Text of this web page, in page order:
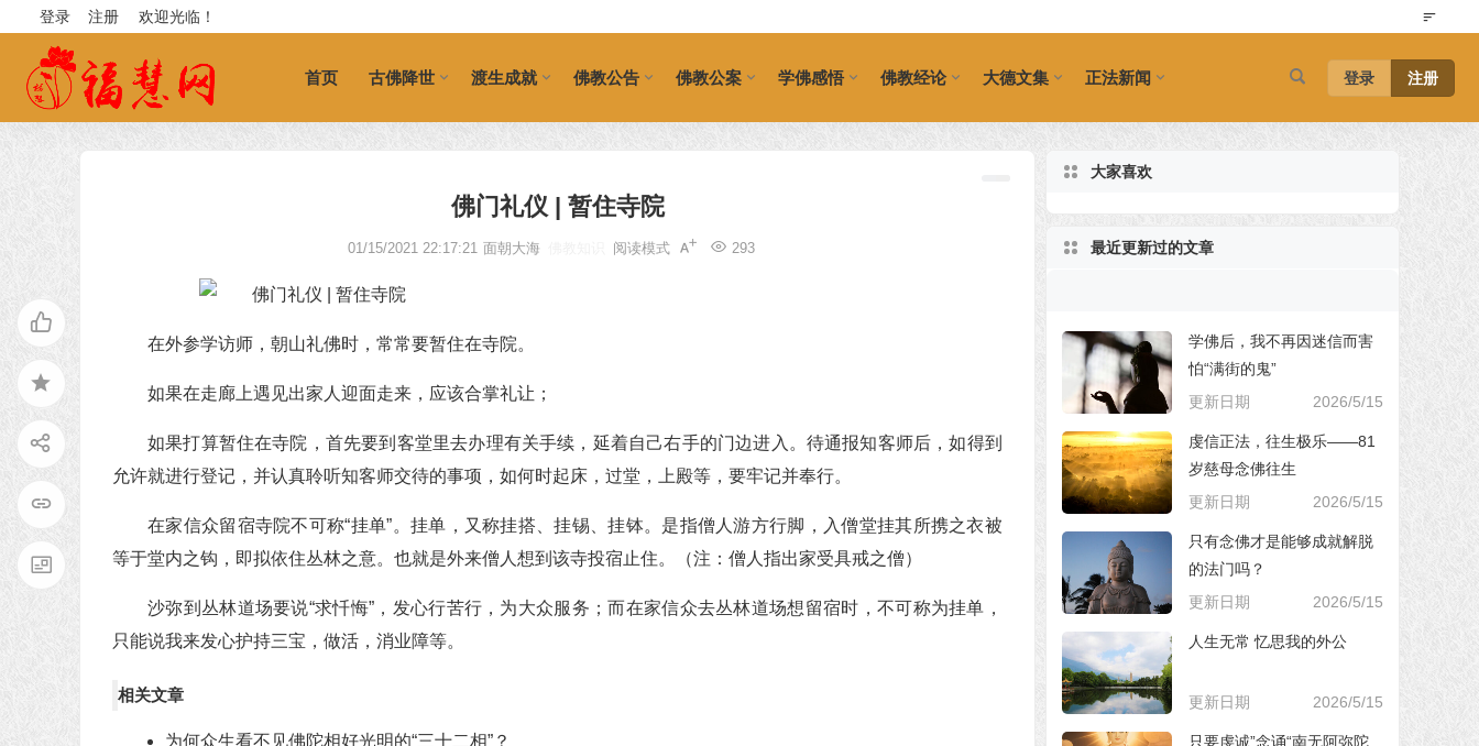
欢迎光临！
登录 注册
首页 古佛降世 渡生成就 佛教公告 佛教公案 学佛感悟 佛教经论 大德文集 正法新闻 登录 注册
佛门礼仪 | 暂住寺院​
01/15/2021 22:17:21 面朝大海 293
阅读模式
在外参学访师，朝山礼佛时，常常要暂住在寺院。
如果在走廊上遇见出家人迎面走来，应该合掌礼让；
如果打算暂住在寺院，首先要到客堂里去办理有关手续，延着自己右手的门边进入。待通报知客师后，如得到
允许就进行登记，并认真聆听知客师交待的事项，如何时起床，过堂，上殿等，要牢记并奉行。
在家信众留宿寺院不可称“挂单”。挂单，又称挂搭、挂锡、挂钵。是指僧人游方行脚，入僧堂挂其所携之衣被
等于堂内之钩，即拟依住丛林之意。也就是外来僧人想到该寺投宿止住。（注：僧人指出家受具戒之僧）
沙弥到丛林道场要说“求忏悔”，发心行苦行，为大众服务；而在家信众去丛林道场想留宿时，不可称为挂单，
只能说我来发心护持三宝，做活，消业障等。
相关文章
为何众生看不见佛陀相好光明的“三十二相”？
大家喜欢
最近更新过的文章
学佛后，我不再因迷信而害
怕“满街的鬼”
更新日期
2026/5/15
虔信正法，往生极乐——81
岁慈母念佛往生
更新日期
2026/5/15
只有念佛才是能够成就解脱
的法门吗？
更新日期
2026/5/15
人生无常 忆思我的外公
更新日期 2026/5/15
只要虔诚”念诵“南无阿弥陀